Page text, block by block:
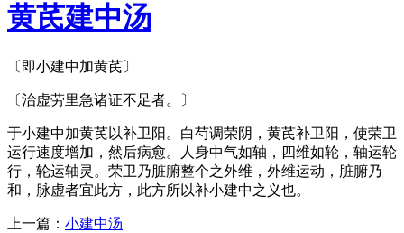
黄芪建中汤
〔即小建中加黄芪〕
〔治虚劳里急诸证不足者。〕
于小建中加黄芪以补卫阳。白芍调荣阴，黄芪补卫阳，使荣卫
运行速度增加，然后病愈。人身中气如轴，四维如轮，轴运轮
行，轮运轴灵。荣卫乃脏腑整个之外维，外维运动，脏腑乃
和，脉虚者宜此方，此方所以补小建中之义也。
上一篇： 小建中汤